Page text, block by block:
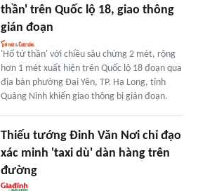
thần' trên Quốc lộ 18, giao thông
gián đoạn
'Hố tử thần' với chiều sâu chừng 2 mét, rộng
hơn 1 mét xuất hiện trên Quốc lộ 18 đoạn qua
địa bàn phường Đại Yên, TP. Hạ Long, tỉnh
Quảng Ninh khiến giao thông bị gián đoạn.
Thiếu tướng Đinh Văn Nơi chỉ đạo
xác minh 'taxi dù' dàn hàng trên
đường